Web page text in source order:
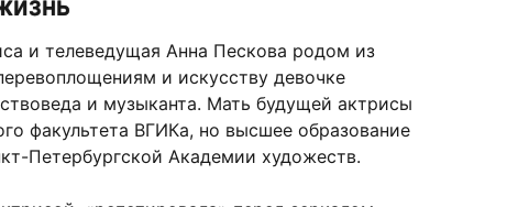
и телеведущая Анна Пескова родом из
и искусству девочке
и музыканта. Мать будущей актрисы
факультета ВГИКа, но высшее образование
Петербургской Академии художеств.